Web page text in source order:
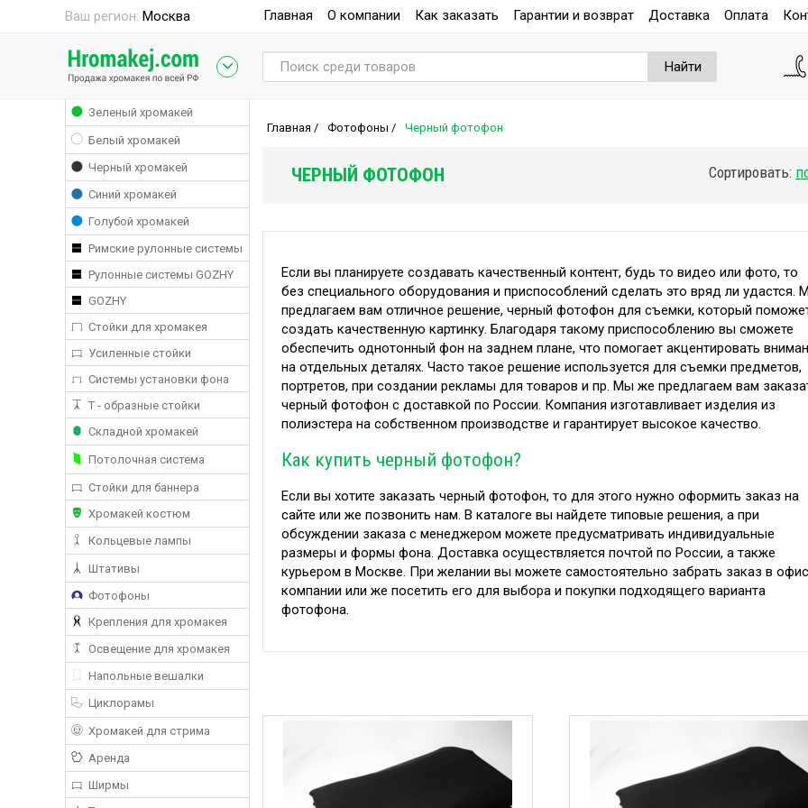
Ваш регион: Москва Главная О компании Как заказать Гарантии и возврат Доставка Оплата
Найти
Зеленый хромакей
Белый хромакей
Черный хромакей
Синий хромакей
Голубой хромакей
Римские рулонные системы
Рулонные системы GOZHY
GOZHY
Стойки для хромакея
Усиленные стойки
Системы установки фона
Т - образные стойки
Складной хромакей
Потолочная система
Стойки для баннера
Хромакей костюм
Кольцевые лампы
Штативы
Фотофоны
Крепления для хромакея
Освещение для хромакея
Напольные вешалки
Циклорамы
Хромакей для стрима
Аренда
Ширмы
Главная / Фотофоны / Черный фотофон
Сортировать:
ЧЕРНЫЙ ФОТОФОН
Если вы планируете создавать качественный контент, будь то видео или фото, то
без специального оборудования и приспособлений сделать это вряд ли удастся.
предлагаем вам отличное решение, черный фотофон для съемки, который
создать качественную картинку. Благодаря такому приспособлению вы сможете
обеспечить однотонный фон на заднем плане, что помогает акцентировать
на отдельных деталях. Часто такое решение используется для съемки предметов,
портретов, при создании рекламы для товаров и пр. Мы же предлагаем вам
черный фотофон с доставкой по России. Компания изготавливает изделия из
полиэстера на собственном производстве и гарантирует высокое качество.
Как купить черный фотофон?
Если вы хотите заказать черный фотофон, то для этого нужно оформить заказ на
сайте или же позвонить нам. В каталоге вы найдете типовые решения, а при
обсуждении заказа с менеджером можете предусматривать индивидуальные
размеры и формы фона. Доставка осуществляется почтой по России, а также
курьером в Москве. При желании вы можете самостоятельно забрать заказ в
компании или же посетить его для выбора и покупки подходящего варианта
фотофона.